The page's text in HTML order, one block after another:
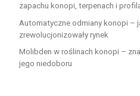
zapachu konopi, terpenach i
Automatyczne odmiany konopi –
zrewolucjonizowały rynek
Molibden w roślinach konopi –
jego niedoboru